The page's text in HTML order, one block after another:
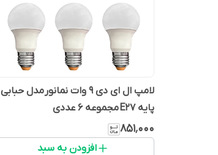
لامپ ال ای دی 9 وات نمانور مدل حبابی
پایه E27 مجموعه 6 عددی
۸۵۱٬۰۰۰
افزودن به سبد